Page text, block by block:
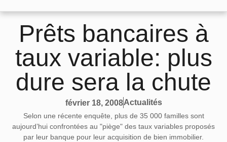
Prêts bancaires à
taux variable: plus
dure sera la chute
février 18, 2008Actualités
Selon une récente enquête, plus de 35 000 familles sont
aujourd’hui confrontées au "piège" des taux variables proposés
par leur banque pour leur acquisition de bien immobilier.